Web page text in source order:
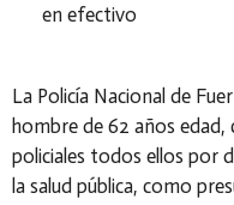
en efectivo
La Policía Nacional de
hombre de 62 años
policiales todos ellos por
la salud pública, como